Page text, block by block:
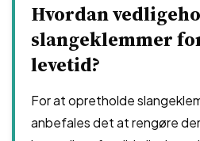
Hvordan
slangeklemmer
levetid?
For at opretholde
anbefales det at rengøre